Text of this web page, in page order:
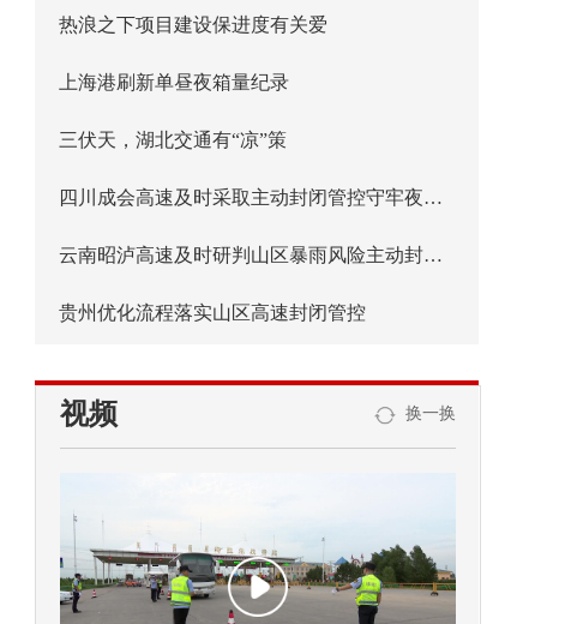
热浪之下项目建设保进度有关爱
上海港刷新单昼夜箱量纪录
三伏天，湖北交通有“凉”策
四川成会高速及时采取主动封闭管控守牢夜间安全防线
云南昭泸高速及时研判山区暴雨风险主动封闭管控
贵州优化流程落实山区高速封闭管控
视频 换一换